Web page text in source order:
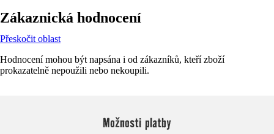
Zákaznická hodnocení
Přeskočit oblast
Hodnocení mohou být napsána i od zákazníků, kteří zboží
prokazatelně nepoužili nebo nekoupili.
Možnosti platby